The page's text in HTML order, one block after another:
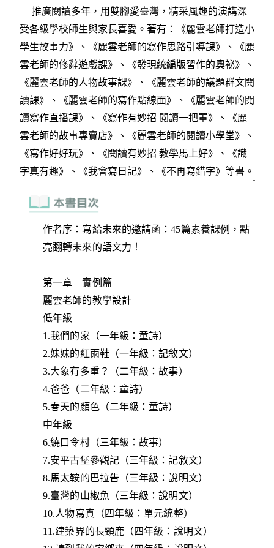
作者序：寫給未來的邀請函：45篇素養課例，點
亮翻轉未來的語文力！
第一章 實例篇
麗雲老師的教學設計
低年級
1.我們的家（一年級：童詩）
2.妹妹的紅雨鞋（一年級：記敘文）
3.大象有多重？（二年級：故事）
4.爸爸（二年級：童詩）
5.春天的顏色（二年級：童詩）
中年級
6.繞口令村（三年級：故事）
7.安平古堡參觀記（三年級：記敘文）
8.馬太鞍的巴拉告（三年級：說明文）
9.臺灣的山椒魚（三年級：說明文）
10.人物寫真（四年級：單元統整）
11.建築界的長頸鹿（四年級：說明文）